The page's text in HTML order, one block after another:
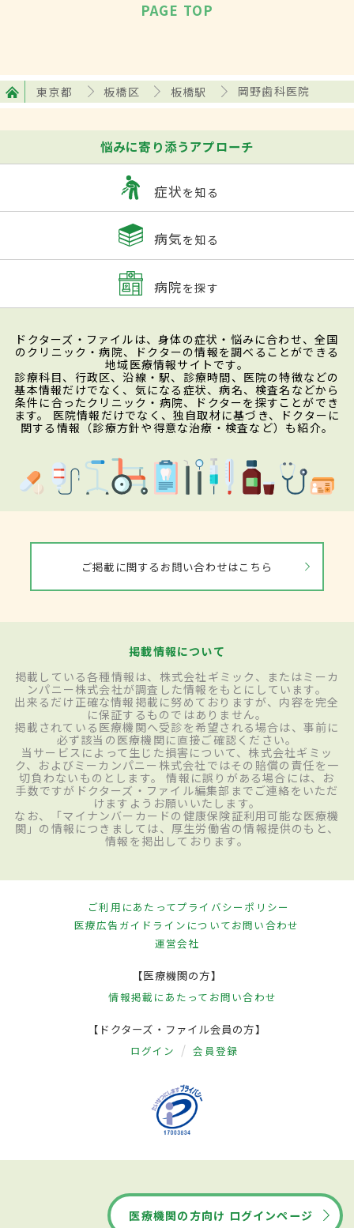
PAGE TOP
東京都 板橋区 板橋駅 岡野歯科医院
悩みに寄り添うアプローチ
症状を知る
病気を知る
病院を探す
ドクターズ・ファイルは、身体の症状・悩みに合わせ、全国
のクリニック・病院、ドクターの情報を調べることができる
地域医療情報サイトです。
診療科目、行政区、沿線・駅、診療時間、医院の特徴などの
基本情報だけでなく、気になる症状、病名、検査名などから
条件に合ったクリニック・病院、ドクターを探すことができ
ます。 医院情報だけでなく、独自取材に基づき、ドクターに
関する情報（診療方針や得意な治療・検査など）も紹介。
ご掲載に関するお問い合わせはこちら
掲載情報について
掲載している各種情報は、株式会社ギミック、またはミーカ
ンパニー株式会社が調査した情報をもとにしています。
出来るだけ正確な情報掲載に努めておりますが、内容を完全
に保証するものではありません。
掲載されている医療機関へ受診を希望される場合は、事前に
必ず該当の医療機関に直接ご確認ください。
当サービスによって生じた損害について、株式会社ギミッ
ク、およびミーカンパニー株式会社ではその賠償の責任を一
切負わないものとします。 情報に誤りがある場合には、お
手数ですがドクターズ・ファイル編集部までご連絡をいただ
けますようお願いいたします。
なお、「マイナンバーカードの健康保険証利用可能な医療機
関」の情報につきましては、厚生労働省の情報提供のもと、
情報を掲出しております。
ご利用にあたってプライバシーポリシー
医療広告ガイドラインについてお問い合わせ
運営会社
【医療機関の方】
情報掲載にあたって お問い合わせ
【ドクターズ・ファイル会員の方】
ログイン 会員登録
医療機関の方向け ログインページ